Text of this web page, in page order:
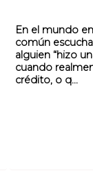
En el mundo
común
alguien “hizo
cuando
crédito, o q...